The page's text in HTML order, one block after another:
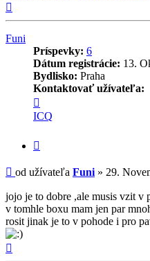
Funi
Príspevky: 6
Dátum registrácie: 13.
Bydlisko: Praha
Kontaktovať užívateľa:
informácie
užívateľa
Funi
ICQ
Príspevok
od užívateľa Funi » 29.
jojo je to dobre ,ale musis vzit v
v tomhle boxu mam jen par
rosit jinak je to v pohode i pro